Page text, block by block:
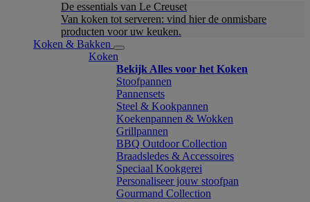
De essentials van Le Creuset
Van koken tot serveren: vind hier de onmisbare
producten voor uw keuken.
Koken & Bakken
Koken
Bekijk Alles voor het Koken
Stoofpannen
Pannensets
Steel & Kookpannen
Koekenpannen & Wokken
Grillpannen
BBQ Outdoor Collection
Braadsledes & Accessoires
Speciaal Kookgerei
Personaliseer jouw stoofpan
Gourmand Collection